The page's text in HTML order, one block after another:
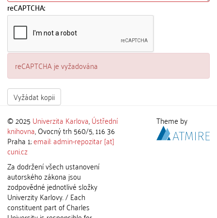
reCAPTCHA:
reCAPTCHA je vyžadována
Vyžádat kopii
© 2025 Univerzita Karlova,Ústřední
knihovna, Ovocný trh 560/5, 116 36
Praha 1;email: admin-repozitar [at]
cuni.cz
Za dodržení všech ustanovení
autorského zákona jsou
zodpovědné jednotlivé složky
Univerzity Karlovy. / Each
constituent part of Charles
Theme by